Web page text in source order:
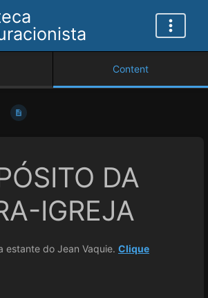
Content
DA
IGREJA
estante do Jean Vaquie. Clique